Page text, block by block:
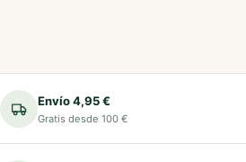
Envío 4,95 €
Gratis desde 100 €